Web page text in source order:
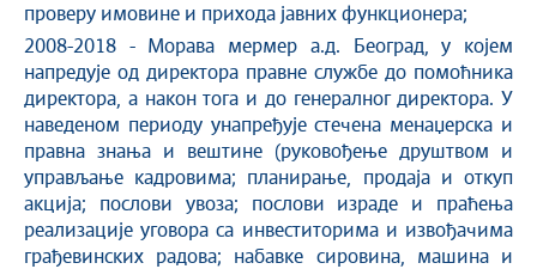
проверу имовине и прихода јавних функционера;
2008-2018 - Морава мермер а.д. Београд, у којем
напредује од директора правне службе до помоћника
директора, а након тога и до генералног директора. У
наведеном периоду унапређује стечена менаџерска и
правна знања и вештине (руковођење друштвом и
управљање кадровима; планирање, продаја и откуп
акција; послови увоза; послови израде и праћења
реализације уговора са инвеститорима и извођачима
грађевинских радова; набавке сировина, машина и